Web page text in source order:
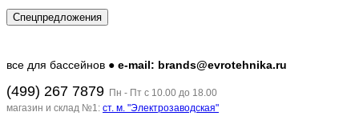
Спецпредложения
все для бассейнов ● e-mail: brands@evrotehnika.ru
(499) 267 7879 Пн - Пт с 10.00 до 18.00
магазин и склад №1: ст. м. "Электрозаводская"